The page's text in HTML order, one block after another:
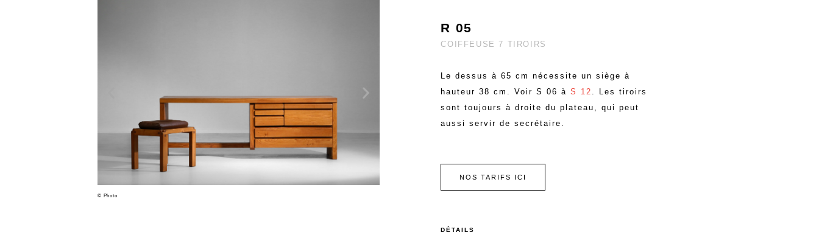
© Photo
R 05
COIFFEUSE 7 TIROIRS
Le dessus à 65 cm nécessite un siège à
hauteur 38 cm. Voir S 06 àS 12 . Les tiroirs
sont toujours à droite du plateau, qui peut
aussi servir de secrétaire.
NOS TARIFS ICI
DÉTAILS